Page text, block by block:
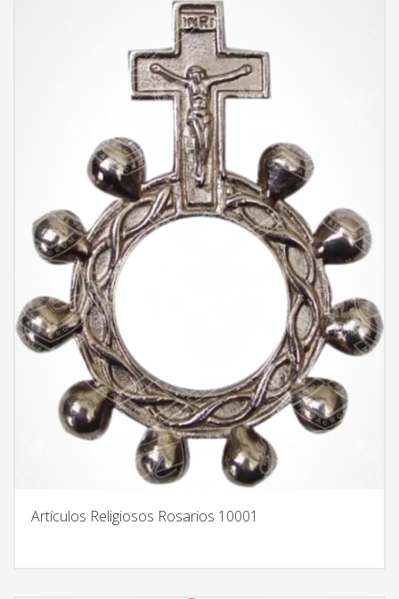
Artículos Religiosos Rosarios 10001